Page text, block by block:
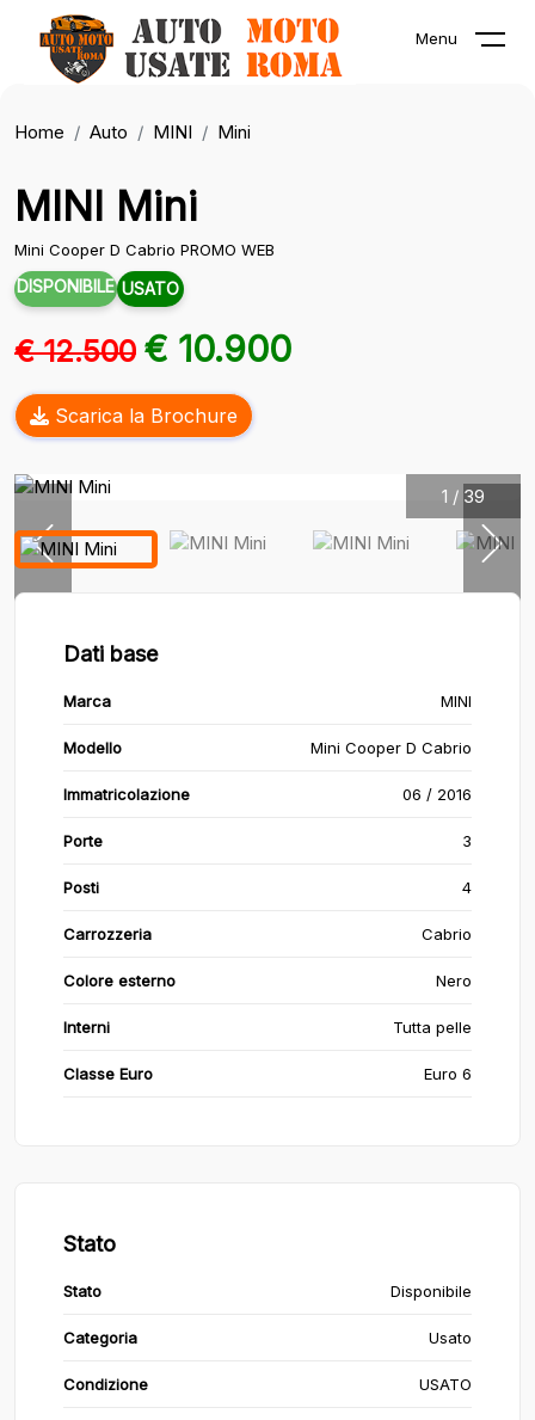
Menu
Home Auto MINI Mini
MINI Mini
Mini Cooper D Cabrio PROMO WEB
DISPONIBILE USATO
€ 12.500 € 10.900
Scarica la Brochure
1 / 39
Dati base
Marca MINI
Modello Mini Cooper D Cabrio
Immatricolazione 06 / 2016
Porte 3
Posti 4
Carrozzeria Cabrio
Colore esterno Nero
Interni Tutta pelle
Classe Euro Euro 6
Stato
Stato Disponibile
Categoria Usato
Condizione USATO